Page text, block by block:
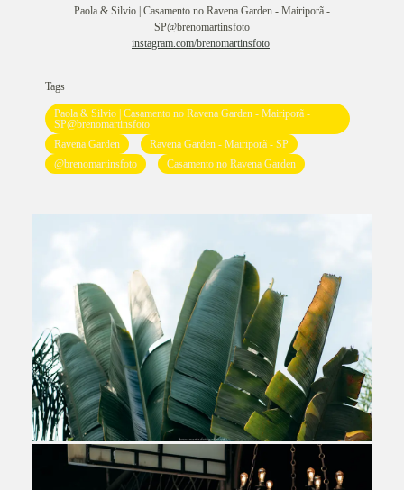
Paola & Silvio | Casamento no Ravena Garden - Mairiporã -
SP@brenomartinsfoto
instagram.com/brenomartinsfoto
Tags
Paola & Silvio | Casamento no Ravena Garden - Mairiporã -
SP@brenomartinsfoto
Ravena Garden
Ravena Garden - Mairiporã - SP
@brenomartinsfoto
Casamento no Ravena Garden